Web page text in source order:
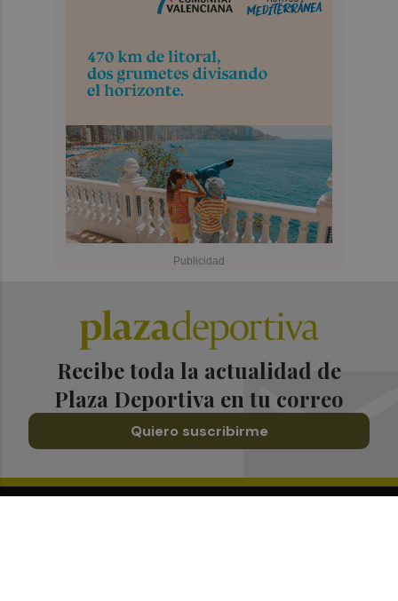
Recibe toda la actualidad de
Plaza Deportiva en tu correo
Quiero suscribirme